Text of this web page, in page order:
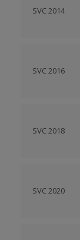
SVC 2014
SVC 2016
SVC 2018
SVC 2020